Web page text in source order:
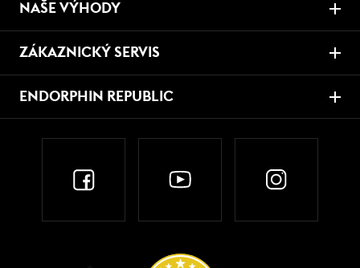
NAŠE VÝHODY
ZÁKAZNICKÝ SERVIS
ENDORPHIN REPUBLIC